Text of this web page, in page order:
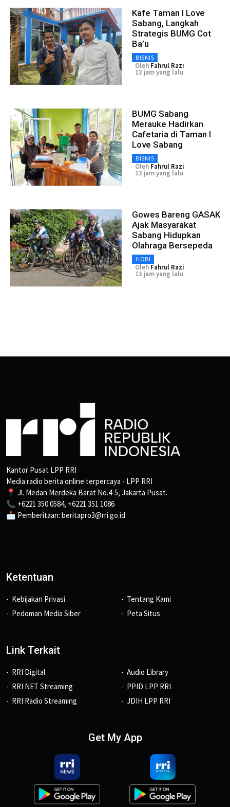
Kafe Taman I Love
Sabang, Langkah
Strategis BUMG Cot
Ba’u
BISNIS
Oleh Fahrul Razi
13 jam yang lalu
BUMG Sabang
Merauke Hadirkan
Cafetaria di Taman I
Love Sabang
BISNIS
Oleh Fahrul Razi
13 jam yang lalu
Gowes Bareng GASAK
Ajak Masyarakat
Sabang Hidupkan
Olahraga Bersepeda
HOBI
Oleh Fahrul Razi
13 jam yang lalu
Kantor Pusat LPP RRI
Media radio berita online terpercaya - LPP RRI
📍 Jl. Medan Merdeka Barat No.4-5, Jakarta Pusat.
📞 +6221 350 0584, +6221 351 1086
📩 Pemberitaan: beritapro3@rri.go.id
Ketentuan
Kebijakan Privasi
Pedoman Media Siber
Tentang Kami
Peta Situs
Link Terkait
RRI Digital
RRI NET Streaming
RRI Radio Streaming
Audio Library
PPID LPP RRI
JDIH LPP RRI
Get My App